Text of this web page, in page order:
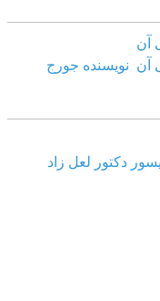
آن
آن نویسنده جورج
دکتور لعل زاد